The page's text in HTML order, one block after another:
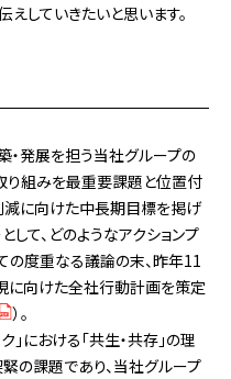
していきたいと思います。
発展を担う当社グループの
り組みを最重要課題と位置付
減に向けた中長期目標を掲げ
て、どのようなアクションプ
の度重なる議論の末、昨年11
に向けた全社行動計画を策定
）。
」における「共生・共存」の理
の課題であり、当社グループ